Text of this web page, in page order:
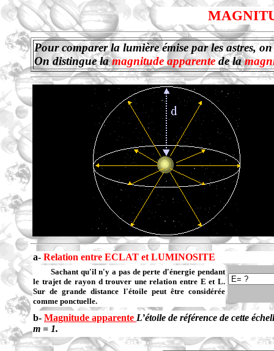
Pour comparer la lumière émise par les astres,
On distingue lamagnitude apparentede la
a- Relation entre ECLAT et LUMINOSITE
Sachant qu'il n'y a pas de perte d'énergie pendant
le trajet de rayon d trouver une relation entre E et L.
Sur de grande distance l'étoile peut être considérée
comme ponctuelle.
b- Magnitude apparente L’étoile de référence de cette
m = 1.